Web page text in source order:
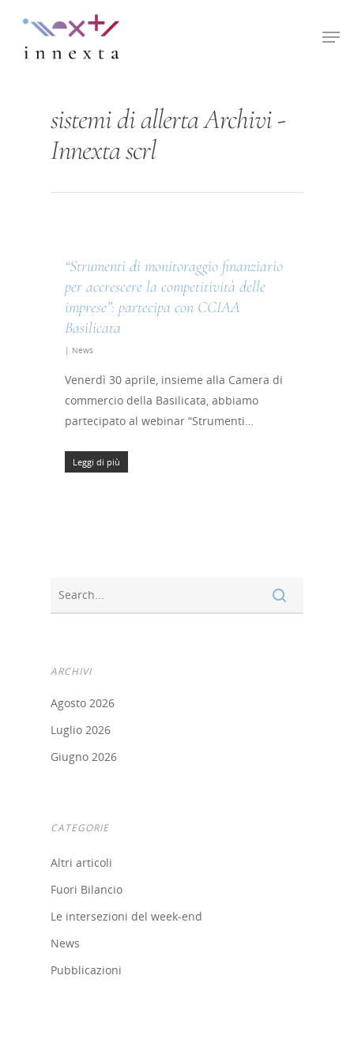
sistemi di allerta Archivi -
Innexta scrl
“Strumenti di monitoraggio finanziario
per accrescere la competitività delle
imprese”: partecipa con CCIAA
Basilicata
| News
Venerdì 30 aprile, insieme alla Camera di
commercio della Basilicata, abbiamo
partecipato al webinar “Strumenti…
Leggi di più
ARCHIVI
Agosto 2026
Luglio 2026
Giugno 2026
CATEGORIE
Altri articoli
Fuori Bilancio
Le intersezioni del week-end
News
Pubblicazioni